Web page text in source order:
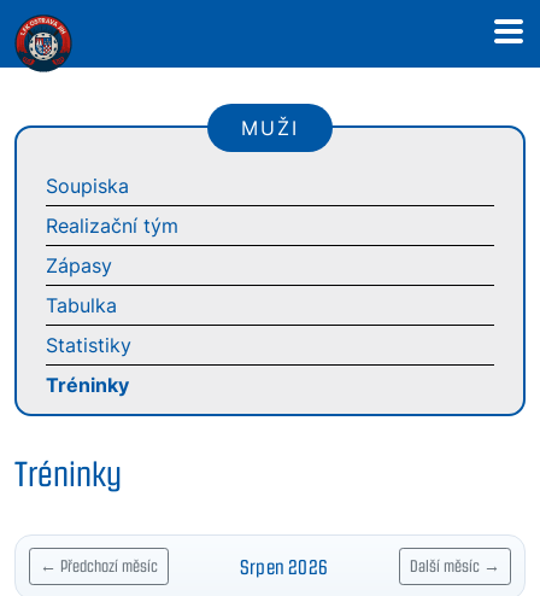
Tréninky
← Předchozí měsíc Srpen 2026 Další měsíc →
MUŽI
Soupiska
Realizační tým
Zápasy
Tabulka
Statistiky
Tréninky